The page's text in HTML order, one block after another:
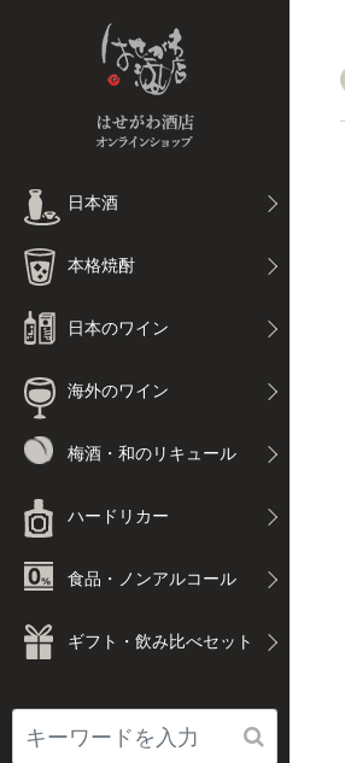
日本酒
本格焼酎
日本のワイン
海外のワイン
梅酒・和のリキュール
ハードリカー
食品・ノンアルコール
ギフト・飲み比べセット